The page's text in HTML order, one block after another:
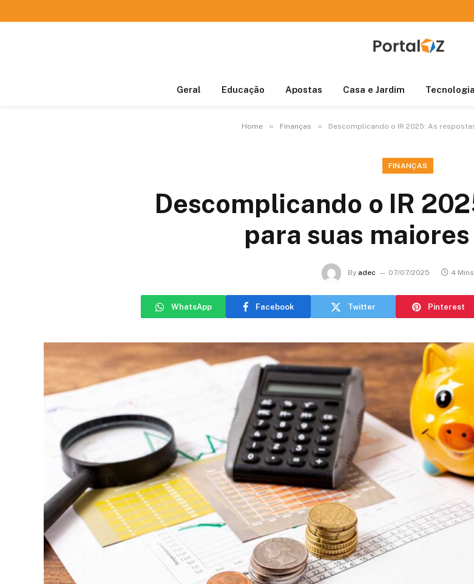
Geral Educação Apostas Casa e Jardim Tecnologia
Home » Finanças » Descomplicando o IR 2025: As
FINANÇAS
Descomplicando o IR
para suas
By adec 07/07/2025 4
WhatsApp Facebook Twitter Pinterest